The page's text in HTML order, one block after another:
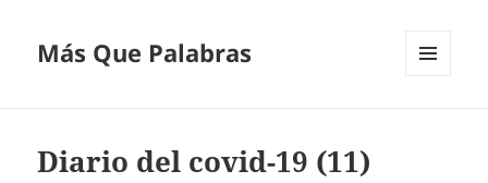
Más Que Palabras
Diario del covid-19 (11)